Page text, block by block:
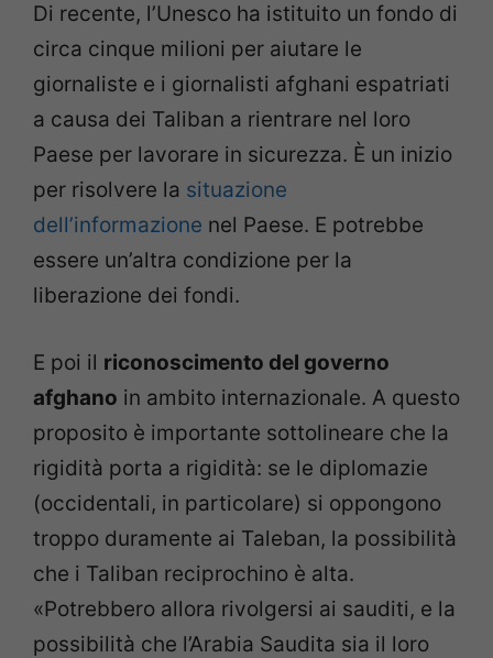
Di recente, l’Unesco ha istituito un fondo di
circa cinque milioni per aiutare le
giornaliste e i giornalisti afghani espatriati
a causa dei Taliban a rientrare nel loro
Paese per lavorare in sicurezza. È un inizio
per risolvere la situazione
dell’informazione nel Paese. E potrebbe
essere un’altra condizione per la
liberazione dei fondi.
E poi il riconoscimento del governo
afghano in ambito internazionale. A questo
proposito è importante sottolineare che la
rigidità porta a rigidità: se le diplomazie
(occidentali, in particolare) si oppongono
troppo duramente ai Taleban, la possibilità
che i Taliban reciprochino è alta.
«Potrebbero allora rivolgersi ai sauditi, e la
possibilità che l’Arabia Saudita sia il loro